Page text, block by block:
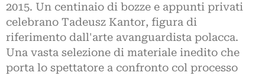
2015. Un centinaio di bozze e appunti privati
celebrano Tadeusz Kantor, figura di
riferimento dall'arte avanguardista polacca.
Una vasta selezione di materiale inedito che
porta lo spettatore a confronto col processo